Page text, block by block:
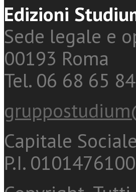
Edizioni
Sede legale e
00193 Roma
Tel. 06 68 65
Capitale
P.I.